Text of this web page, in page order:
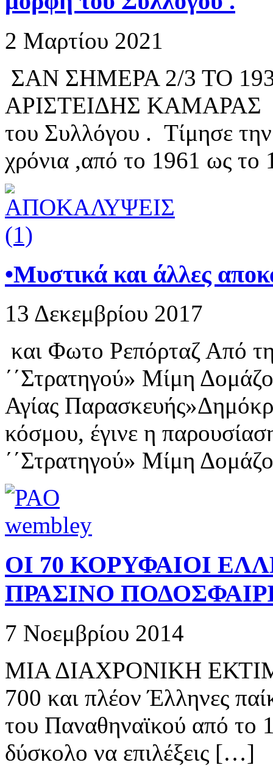
2 Μαρτίου 2021
ΣΑΝ ΣΗΜΕΡΑ 2/3 ΤΟ
ΑΡΙΣΤΕΙΔΗΣ ΚΑΜΑΡΑΣ
του Συλλόγου . Τίμησε
χρόνια ,από το 1961 ως
•Μυστικά και άλλες
13 Δεκεμβρίου 2017
και Φωτο Ρεπόρταζ Από
΄΄Στρατηγού» Μίμη
Αγίας
κόσμου, έγινε η
΄΄Στρατηγού» Μίμη
ΟΙ 70 ΚΟΡΥΦΑΙΟΙ
ΠΡΑΣΙΝΟ
7 Νοεμβρίου 2014
ΜΙΑ ΔΙΑΧΡΟΝΙΚΗ
700 και πλέον Έλληνες
του Παναθηναϊκού από το
δύσκολο να επιλέξεις […]